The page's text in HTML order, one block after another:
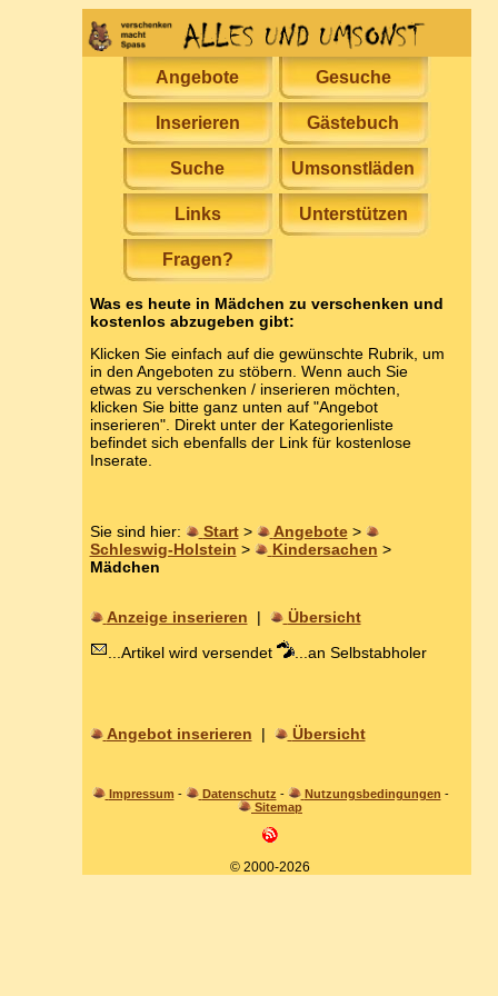
Angebote Gesuche
Inserieren Gästebuch
Suche Umsonstläden
Links Unterstützen
Fragen?
Was es heute in Mädchen zu verschenken und
kostenlos abzugeben gibt:
Klicken Sie einfach auf die gewünschte Rubrik, um
in den Angeboten zu stöbern. Wenn auch Sie
etwas zu verschenken / inserieren möchten,
klicken Sie bitte ganz unten auf "Angebot
inserieren". Direkt unter der Kategorienliste
befindet sich ebenfalls der Link für kostenlose
Inserate.
Sie sind hier: Start> Angebote>
Schleswig-Holstein > Kindersachen >
Mädchen
Anzeige inserieren |
Übersicht
...Artikel wird versendet
...an Selbstabholer
Angebot inserieren | Übersicht
Impressum - Datenschutz - Nutzungsbedingungen -
Sitemap
© 2000-2026